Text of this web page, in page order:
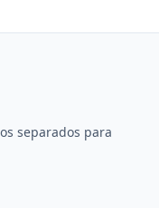
separados para